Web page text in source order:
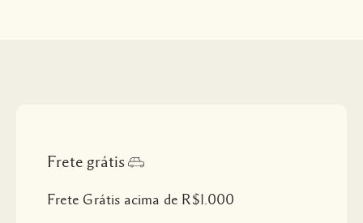
Frete grátis
Frete Grátis acima de R$1.000